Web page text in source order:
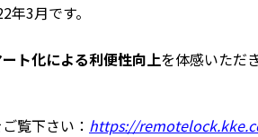
3月です。
ト化による利便性向上を体感いただ
覧下さい： https://